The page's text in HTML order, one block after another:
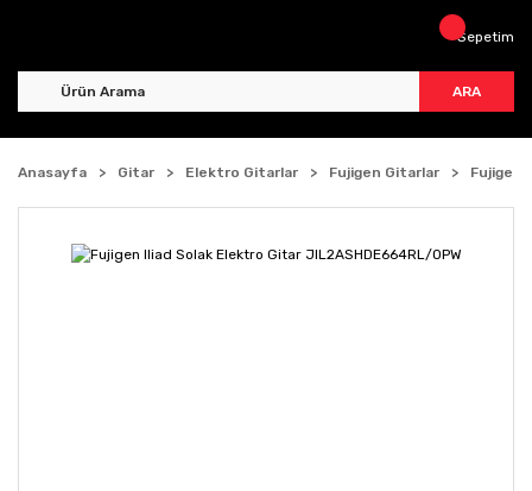
ARA
Sepetim
Anasayfa Gitar Elektro Gitarlar Fujigen Gitarlar Fujigen